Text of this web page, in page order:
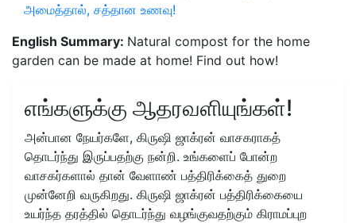
அமைத்தால், சத்தான உணவு!
English Summary: Natural compost for the home
garden can be made at home! Find out how!
எங்களுக்கு ஆதரவளியுங்கள்!
அன்பான நேயர்களே, கிருஷி ஜாக்ரன் வாசகராகத்
தொடர்ந்து இருப்பதற்கு நன்றி. உங்களைப் போன்ற
வாசகர்களால் தான் வேளாண் பத்திரிக்கைத் துறை
முன்னேறி வருகிறது. கிருஷி ஜாக்ரன் பத்திரிக்கையை
உயர்ந்த தரத்தில் தொடர்ந்து வழங்குவதற்கும் கிராமப்புற